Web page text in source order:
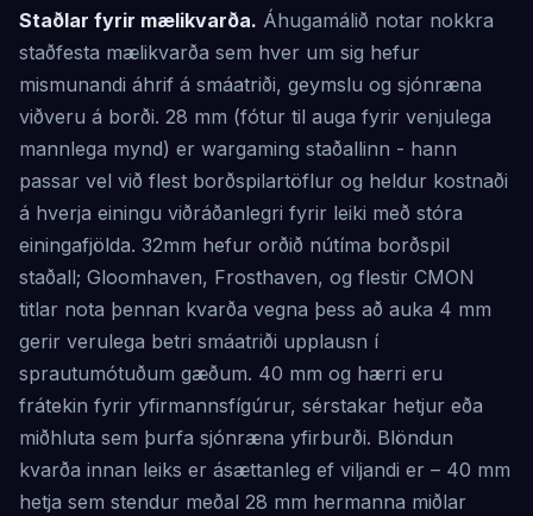
Staðlar fyrir mælikvarða. Áhugamálið notar nokkra
staðfesta mælikvarða sem hver um sig hefur
mismunandi áhrif á smáatriði, geymslu og sjónræna
viðveru á borði. 28 mm (fótur til auga fyrir venjulega
mannlega mynd) er wargaming staðallinn - hann
passar vel við flest borðspilartöflur og heldur kostnaði
á hverja einingu viðráðanlegri fyrir leiki með stóra
einingafjölda. 32mm hefur orðið nútíma borðspil
staðall; Gloomhaven, Frosthaven, og flestir CMON
titlar nota þennan kvarða vegna þess að auka 4 mm
gerir verulega betri smáatriði upplausn í
sprautumótuðum gæðum. 40 mm og hærri eru
frátekin fyrir yfirmannsfígúrur, sérstakar hetjur eða
miðhluta sem þurfa sjónræna yfirburði. Blöndun
kvarða innan leiks er ásættanleg ef viljandi er – 40 mm
hetja sem stendur meðal 28 mm hermanna miðlar